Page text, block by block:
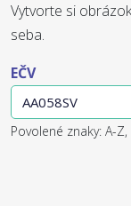
Vytvorte si
seba.
EČV
Povolené znaky: A-